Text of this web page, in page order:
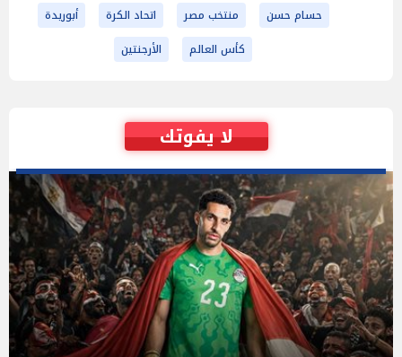
حسام حسن منتخب مصر اتحاد الكرة
أبوريدة
كأس العالم
الأرجنتين
لا يفوتك